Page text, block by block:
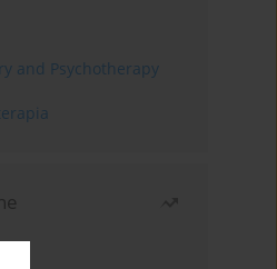
and Psychotherapy